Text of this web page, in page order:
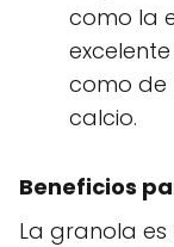
como la
como de
calcio.
Beneficios
La granola